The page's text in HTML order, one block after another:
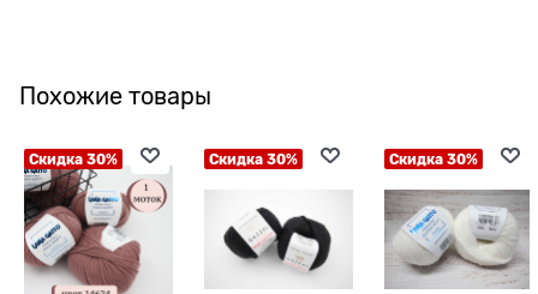
Похожие товары
Скидка 30% Скидка 30% Скидка 30%